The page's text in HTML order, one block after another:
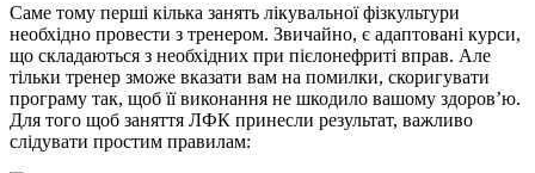
Саме тому перші кілька занять лікувальної фізкультури
необхідно провести з тренером. Звичайно, є адаптовані курси,
що складаються з необхідних при пієлонефриті вправ. Але
тільки тренер зможе вказати вам на помилки, скоригувати
програму так, щоб її виконання не шкодило вашому здоров’ю.
Для того щоб заняття ЛФК принесли результат, важливо
слідувати простим правилам: